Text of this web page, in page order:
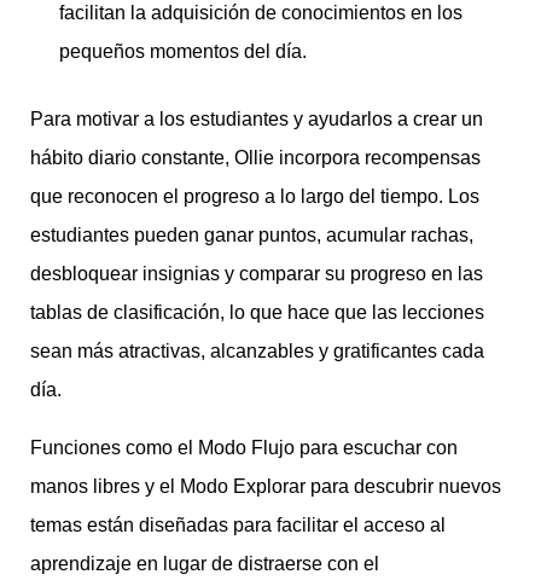
facilitan la adquisición de conocimientos en los
pequeños momentos del día.
Para motivar a los estudiantes y ayudarlos a crear un
hábito diario constante, Ollie incorpora recompensas
que reconocen el progreso a lo largo del tiempo. Los
estudiantes pueden ganar puntos, acumular rachas,
desbloquear insignias y comparar su progreso en las
tablas de clasificación, lo que hace que las lecciones
sean más atractivas, alcanzables y gratificantes cada
día.
Funciones como el Modo Flujo para escuchar con
manos libres y el Modo Explorar para descubrir nuevos
temas están diseñadas para facilitar el acceso al
aprendizaje en lugar de distraerse con el